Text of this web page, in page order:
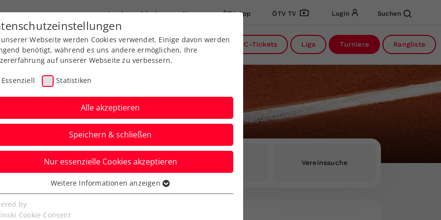
Landesverbände News ÖTV App ÖTV TV Login Suchen
Ausbildung Services Über uns DC-Tickets Liga Turniere Rangliste
Rangliste Vereinssuche
Webseite werden Cookies verwendet. Einige davon werden
benötigt, während es uns andere ermöglichen, Ihre
auf unserer Webseite zu verbessern.
Essenziell Statistiken
Alle akzeptieren
Speichern & schließen
Nur essenzielle Cookies akzeptieren
Cookies werden für grundlegende Funktionen der
benötigt. Dadurch ist gewährleistet, dass die Webseite
Weitere Informationen anzeigen
by
Cookie Consent